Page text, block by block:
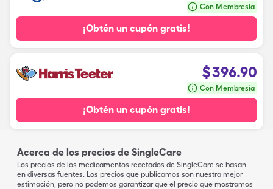
Con Membresía
¡Obtén un cupón gratis!
$396.90
Con Membresía
¡Obtén un cupón gratis!
Acerca de los precios de SingleCare
Los precios de los medicamentos recetados de SingleCare se basan
en diversas fuentes. Los precios que publicamos son nuestra mejor
estimación, pero no podemos garantizar que el precio que mostramos